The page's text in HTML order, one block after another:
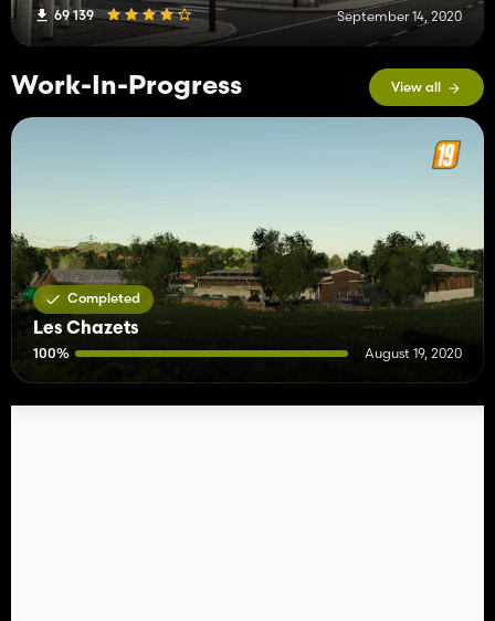
69 139 September 14, 2020
Work-In-Progress View all
Completed
Les Chazets
100% August 19, 2020